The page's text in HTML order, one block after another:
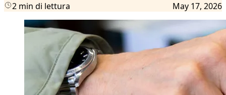
2 min di lettura May 17, 2026